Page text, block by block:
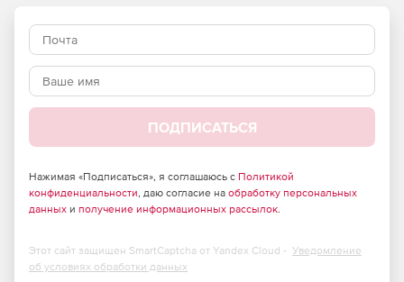
Возможность использования в организациях,
требующих повышенного уровня безопасности –
продукт полностью отвечает требованиям
сертификатами соответствия ФСТЭК России и ФСБ.
Большие возможности по установке и тонкой
настройке в зависимости от потребностей компании.
Высокая скорость сканирования при минимальной
нагрузке на операционную систему, что позволяет
Встроенный антиспам, не требующий обучения
ПОДПИСАТЬСЯ
Нажимая «Подписаться», я соглашаюсь с Политикой
конфиденциальности, даю согласие на обработку персональных
данных и получение информационных рассылок.
Этот сайт защищен SmartCaptcha от Yandex Cloud - Уведомление
об условиях обработки данных